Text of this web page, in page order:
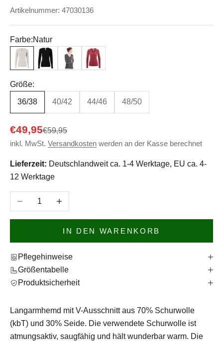
Artikelnummer: 47030136
Farbe:Natur
Natur
SchwarzHolzkohleGarnet Red
Größe:
36/38 40/42 44/46 48/50
Angebot
€49,95Regulärer Preis
€59,95
inkl. MwSt. Versandkosten werden an der Kasse berechnet
Lieferzeit: Deutschlandweit ca. 1-4 Werktage, EU ca. 4-
12 Werktage
Anzahl verringernAnzahl erhöhen
IN DEN WARENKORB
Pflegehinweise
Größentabelle
Produktsicherheit
Langarmhemd mit V-Ausschnitt aus 70% Schurwolle
(kbT) und 30% Seide. Die verwendete Schurwolle ist
atmungsaktiv, saugfähig und hält wunderbar warm. Die